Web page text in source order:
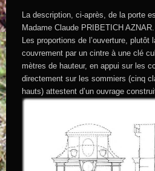
La description, ci-après, de la porte
Madame Claude PRIBETICH AZNAR.
Les proportions de l’ouverture, plutôt
couvrement par un cintre à une clé
mètres de hauteur, en appui sur les
directement sur les sommiers (cinq
hauts) attestent d’un ouvrage